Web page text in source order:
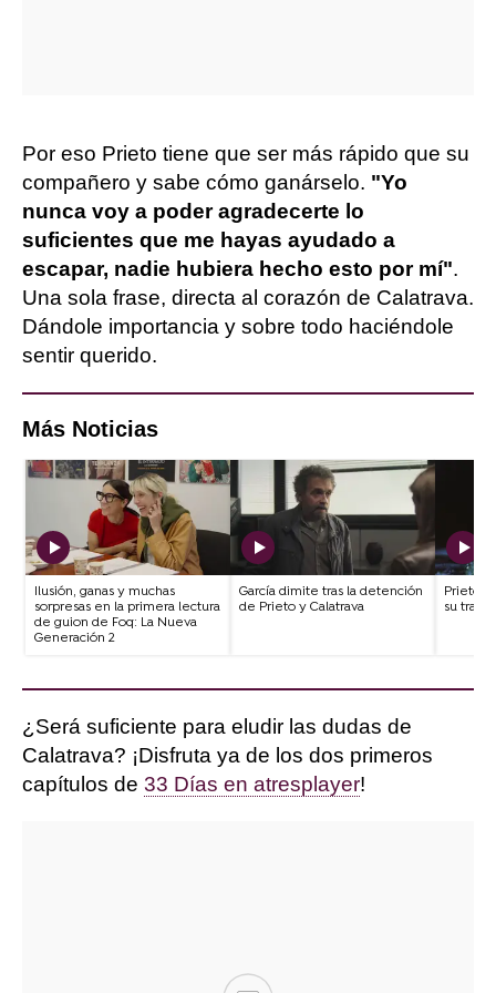
Por eso Prieto tiene que ser más rápido que su
compañero y sabe cómo ganárselo. "Yo
nunca voy a poder agradecerte lo
suficientes que me hayas ayudado a
escapar, nadie hubiera hecho esto por mí".
Una sola frase, directa al corazón de Calatrava.
Dándole importancia y sobre todo haciéndole
sentir querido.
Más Noticias
Ilusión, ganas y muchas
sorpresas en la primera lectura
de guion de Foq: La Nueva
Generación 2
García dimite tras la detención
de Prieto y Calatrava
Prieto
su
¿Será suficiente para eludir las dudas de
Calatrava? ¡Disfruta ya de los dos primeros
capítulos de 33 Días en atresplayer!